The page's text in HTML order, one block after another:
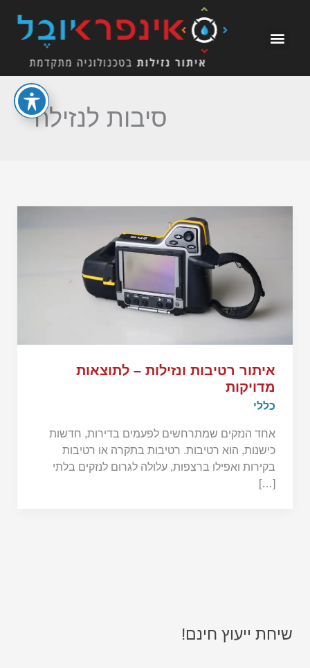
סיבות לנזילה
איתור רטיבות ונזילות – לתוצאות
מדויקות
כללי
אחד הנזקים שמתרחשים לפעמים בדירות, חדשות
כישנות, הוא רטיבות. רטיבות בתקרה או רטיבות
בקירות ואפילו ברצפות, עלולה לגרום לנזקים בלתי
[…]
שיחת ייעוץ חינם!